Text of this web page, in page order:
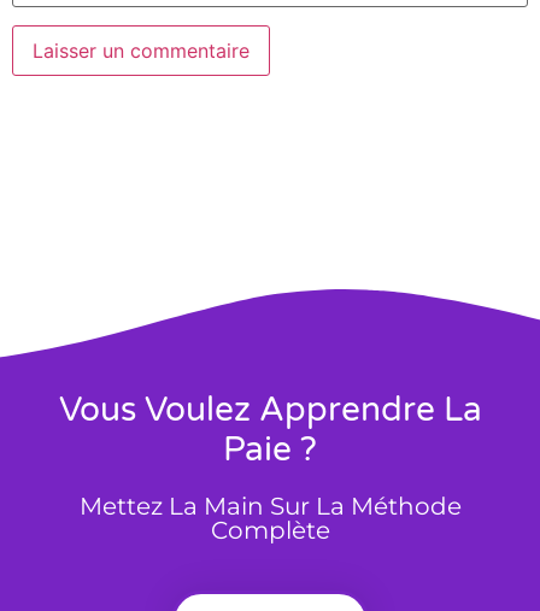
Vous Voulez Apprendre La
Paie ?
Mettez La Main Sur La Méthode
Complète